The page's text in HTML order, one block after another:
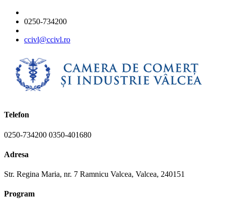
0250-734200
ccivl@ccivl.ro
Telefon
0250-734200 0350-401680
Adresa
Str. Regina Maria, nr. 7 Ramnicu Valcea, Valcea, 240151
Program